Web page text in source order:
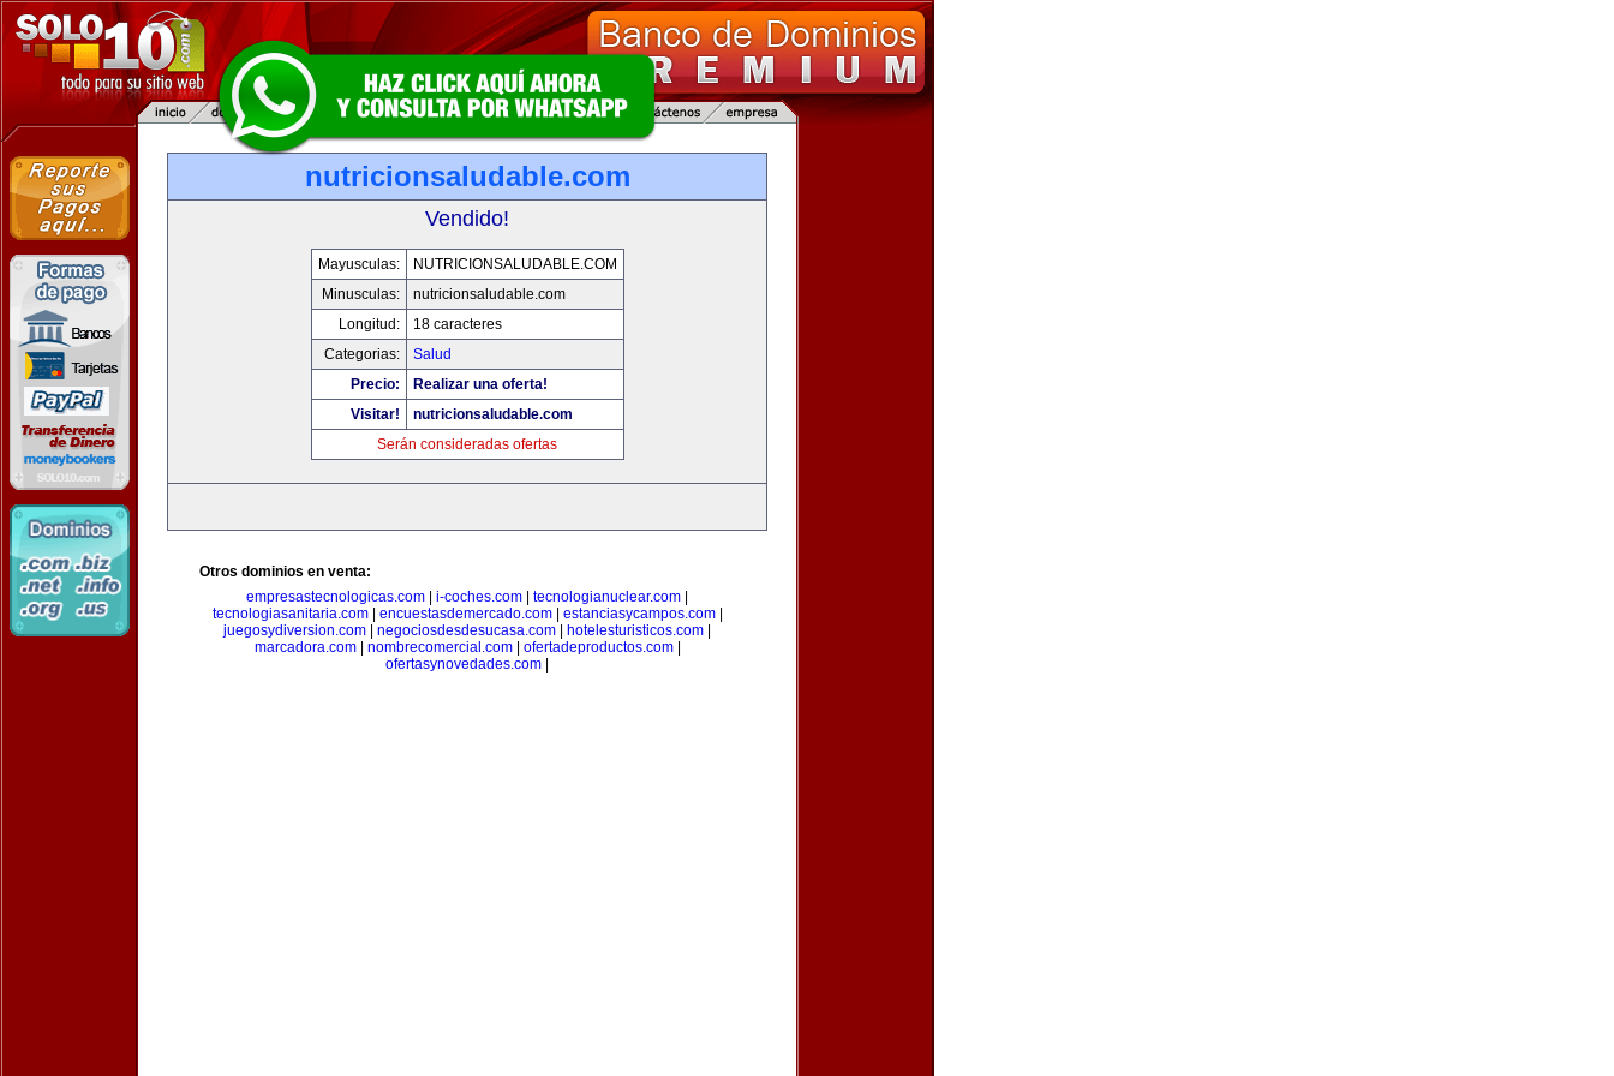
nutricionsaludable.com
Vendido!
Mayusculas:
NUTRICIONSALUDABLE.COM
Minusculas:
nutricionsaludable.com
Longitud:
18 caracteres
Categorias:
Salud
Precio:
Realizar una oferta!
Visitar!
nutricionsaludable.com
Serán consideradas ofertas
Otros dominios en venta:
empresastecnologicas.com
i-coches.com tecnologianuclear.com
tecnologiasanitaria.com| encuestasdemercado.com| estanciasycampos.com|
juegosydiversion.com
negociosdesdesucasa.com hotelesturisticos.com
marcadora.com| nombrecomercial.com| ofertadeproductos.com|
ofertasynovedades.com